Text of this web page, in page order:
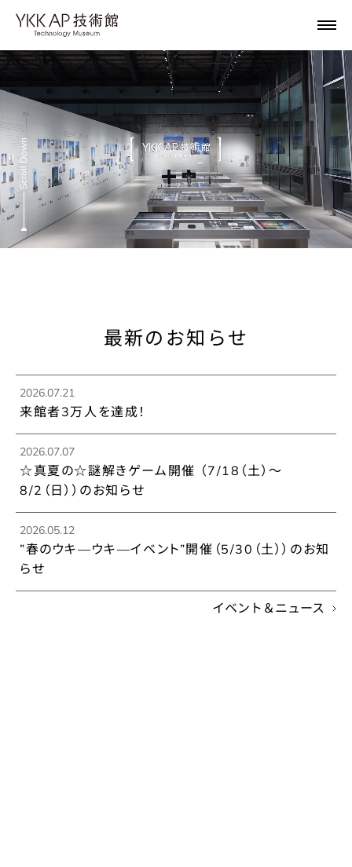
Scroll Down
最新のお知らせ
2026.07.21
来館者3万人を達成！
2026.07.07
☆真夏の☆謎解きゲーム開催 （7/18（土）～
8/2（日））のお知らせ
2026.05.12
”春のウキ―ウキ―イベント”開催（5/30（土））のお知
らせ
イベント＆ニュース